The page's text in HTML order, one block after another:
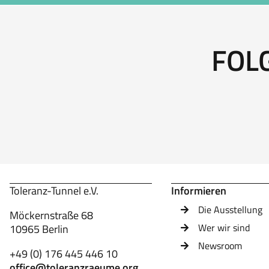
Toleranz-Tunnel e.V.
Möckernstraße 68
10965 Berlin
+49 (0) 176 445 446 10
Informieren
Die Ausstellung
Wer wir sind
Newsroom